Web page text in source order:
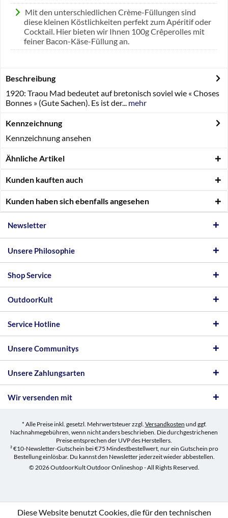
Mit den unterschiedlichen Crème-Füllungen sind
diese kleinen Köstlichkeiten perfekt zum Apéritif oder
Cocktail. Hier bieten wir Ihnen 100g Crêperolles mit
feiner Bacon-Käse-Füllung an.
Beschreibung
1920: Traou Mad bedeutet auf bretonisch soviel wie « Choses
Bonnes » (Gute Sachen). Es ist der... mehr
Kennzeichnung
Kennzeichnung ansehen
Ähnliche Artikel
Kunden kauften auch
Kunden haben sich ebenfalls angesehen
Newsletter
Unsere Philosophie
Shop Service
OutdoorKult
Service Hotline
Unsere Communitys
Unsere Zahlungsarten
Wir versenden mit
* Alle Preise inkl. gesetzl. Mehrwertsteuer zzgl. Versandkosten und ggf.
Nachnahmegebühren, wenn nicht anders beschrieben. Die durchgestrichenen
Preise entsprechen der UVP des Herstellers.
² €10-Newsletter-Gutschein bei €75 Mindestbestellwert, nur ein Gutschein pro
Bestellung einlösbar. Du kannst den Newsletter jederzeit wieder abbestellen.
© 2026 OutdoorKult Outdoor Onlineshop - All Rights Reserved.
Diese Website benutzt Cookies, die für den technischen